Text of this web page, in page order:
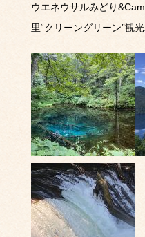
ウエネウサルみどり
里“クリーングリーン”観